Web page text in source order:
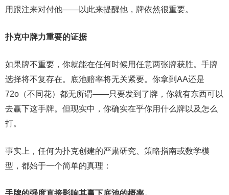
用跟注来对付他——以此来提醒他，牌依然很重要。
扑克中牌力重要的证据
如果牌不重要，你就能在任何时候用任意两张牌获胜。手牌
选择将不复存在。底池赔率将无关紧要。你拿到AA还是
72o（不同花）都无所谓——只要发到了牌，你就有东西可以
去赢下这手牌。但现实中，你确实在乎你用什么牌以及怎么
打。
事实上，任何为扑克创建的严肃研究、策略指南或数学模
型，都始于一个简单的真理：
手牌的强度直接影响其赢下底池的概率。